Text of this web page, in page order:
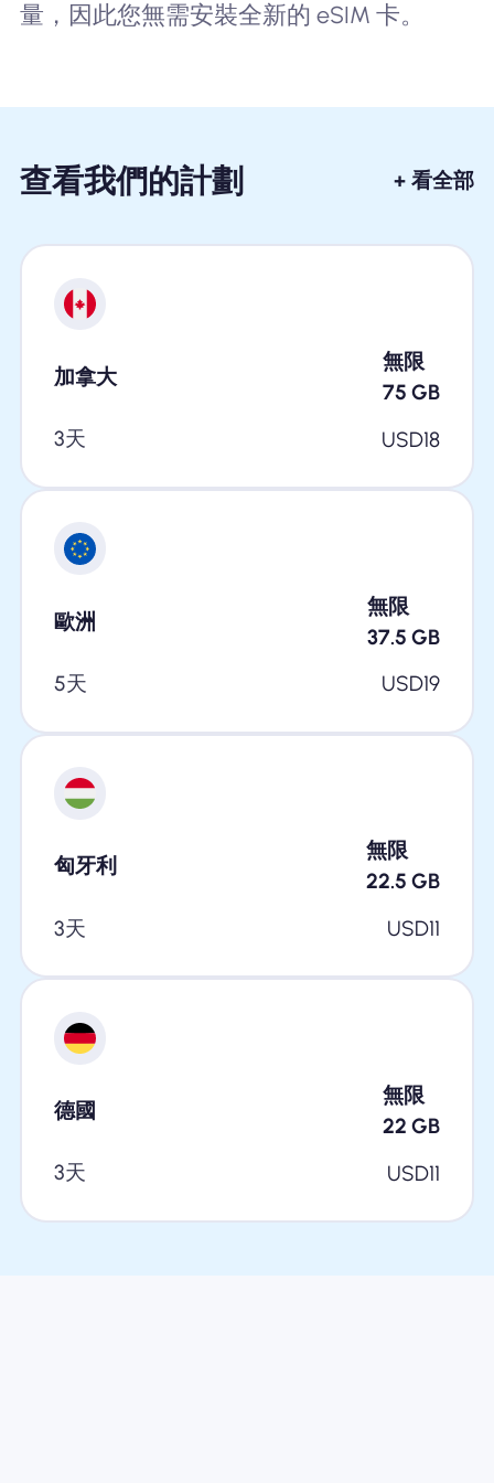
量，因此您無需安裝全新的 eSIM 卡。
查看我們的計劃 + 看全部
加拿大
無限
75 GB
3天
USD18
歐洲
無限
37.5 GB
5天
USD19
匈牙利
無限
22.5 GB
3天
USD11
德國
無限
22 GB
3天
USD11